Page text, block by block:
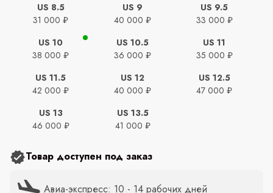
US 8.5
31 000 ₽
US 9
40 000 ₽
US 9.5
33 000 ₽
US 10
38 000 ₽
US 10.5
36 000 ₽
US 11
35 000 ₽
US 11.5
42 000 ₽
US 12
40 000 ₽
US 12.5
47 000 ₽
US 13
46 000 ₽
US 13.5
41 000 ₽
Товар доступен под заказ
Авиа-экспресс: 10 - 14 рабочих дней